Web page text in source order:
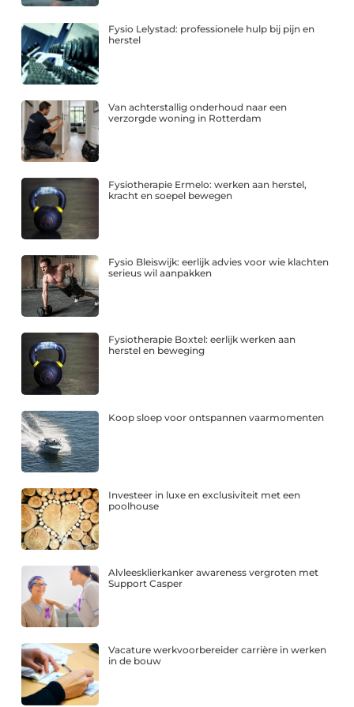
Fysio Lelystad: professionele hulp bij pijn en
herstel
Van achterstallig onderhoud naar een
verzorgde woning in Rotterdam
Fysiotherapie Ermelo: werken aan herstel,
kracht en soepel bewegen
Fysio Bleiswijk: eerlijk advies voor wie klachten
serieus wil aanpakken
Fysiotherapie Boxtel: eerlijk werken aan
herstel en beweging
Koop sloep voor ontspannen vaarmomenten
Investeer in luxe en exclusiviteit met een
poolhouse
Alvleesklierkanker awareness vergroten met
Support Casper
Vacature werkvoorbereider carrière in werken
in de bouw